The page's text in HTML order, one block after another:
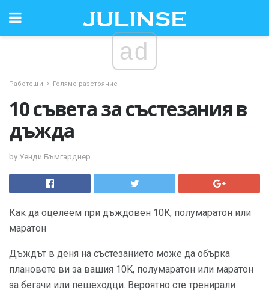
ad
Работещи Голямо разстояние
10 съвета за състезания в
дъжда
by Уенди Бъмгарднер
Как да оцелеем при дъждовен 10K, полумаратон или
маратон
Дъждът в деня на състезанието може да обърка
плановете ви за вашия 10K, полумаратон или маратон
за бегачи или пешеходци. Вероятно сте тренирали